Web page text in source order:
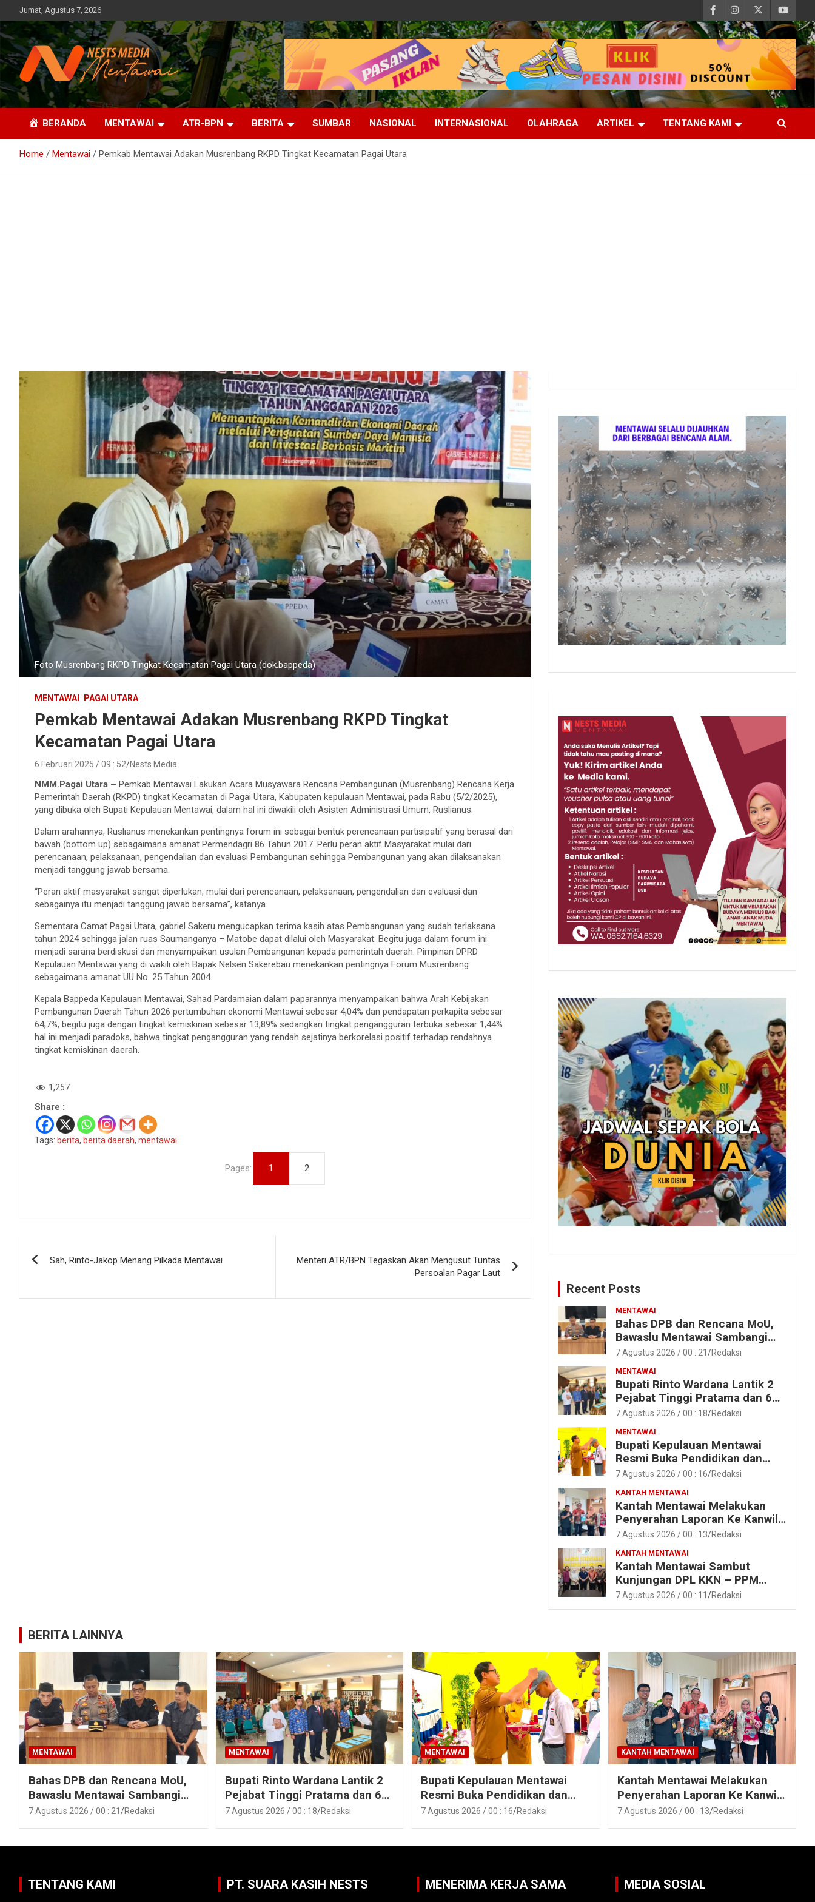
to
content
Jumat, Agustus 7, 2026
Nests Media Mentawai
Fakta, Profesional dan Independent
BERANDA MENTAWAI ATR-BPN BERITA SUMBAR NASIONAL INTERNASIONAL OLAHRAGA ARTIKEL TENTANG KAMI
Home Mentawai Pemkab Mentawai Adakan Musrenbang RKPD Tingkat Kecamatan Pagai Utara
Foto Musrenbang RKPD Tingkat Kecamatan Pagai Utara (dok.bappeda)
MENTAWAI PAGAI UTARA
Pemkab Mentawai Adakan Musrenbang RKPD Tingkat
Kecamatan Pagai Utara
6 Februari 2025 / 09 : 52 Nests Media
NMM.Pagai Utara – Pemkab Mentawai Lakukan Acara Musyawara Rencana Pembangunan (Musrenbang) Rencana Kerja
Pemerintah Daerah (RKPD) tingkat Kecamatan di Pagai Utara, Kabupaten kepulauan Mentawai, pada Rabu (5/2/2025),
yang dibuka oleh Bupati Kepulauan Mentawai, dalam hal ini diwakili oleh Asisten Administrasi Umum, Ruslianus.
Dalam arahannya, Ruslianus menekankan pentingnya forum ini sebagai bentuk perencanaan partisipatif yang berasal dari
bawah (bottom up) sebagaimana amanat Permendagri 86 Tahun 2017. Perlu peran aktif Masyarakat mulai dari
perencanaan, pelaksanaan, pengendalian dan evaluasi Pembangunan sehingga Pembangunan yang akan dilaksanakan
menjadi tanggung jawab bersama.
“Peran aktif masyarakat sangat diperlukan, mulai dari perencanaan, pelaksanaan, pengendalian dan evaluasi dan
sebagainya itu menjadi tanggung jawab bersama”, katanya.
Sementara Camat Pagai Utara, gabriel Sakeru mengucapkan terima kasih atas Pembangunan yang sudah terlaksana
tahun 2024 sehingga jalan ruas Saumanganya – Matobe dapat dilalui oleh Masyarakat. Begitu juga dalam forum ini
menjadi sarana berdiskusi dan menyampaikan usulan Pembangunan kepada pemerintah daerah. Pimpinan DPRD
Kepulauan Mentawai yang di wakili oleh Bapak Nelsen Sakerebau menekankan pentingnya Forum Musrenbang
sebagaimana amanat UU No. 25 Tahun 2004.
Kepala Bappeda Kepulauan Mentawai, Sahad Pardamaian dalam paparannya menyampaikan bahwa Arah Kebijakan
Pembangunan Daerah Tahun 2026 pertumbuhan ekonomi Mentawai sebesar 4,04% dan pendapatan perkapita sebesar
64,7%, begitu juga dengan tingkat kemiskinan sebesar 13,89% sedangkan tingkat pengangguran terbuka sebesar 1,44%
hal ini menjadi paradoks, bahwa tingkat pengangguran yang rendah sejatinya berkorelasi positif terhadap rendahnya
tingkat kemiskinan daerah.
1,257
Share :
Tags: berita, berita daerah, mentawai
Pages: 1 2
Sah, Rinto-Jakop Menang Pilkada Mentawai
Menteri ATR/BPN Tegaskan Akan Mengusut Tuntas
Persoalan Pagar Laut
Recent Posts
MENTAWAI
Bahas DPB dan Rencana MoU,
Bawaslu Mentawai Sambangi
Polres Mentawai
7 Agustus 2026 / 00 : 21 Redaksi
MENTAWAI
Bupati Rinto Wardana Lantik 2
Pejabat Tinggi Pratama dan 6
Pejabat Fungsional di
Mentawai
7 Agustus 2026 / 00 : 18 Redaksi
MENTAWAI
Bupati Kepulauan Mentawai
Resmi Buka Pendidikan dan
Pelatihan Calon Paskibraka
7 Agustus 2026 / 00 : 16 Redaksi
KANTAH MENTAWAI
Kantah Mentawai Melakukan
Penyerahan Laporan Ke Kanwil
Kemen ATR/BPN RI Sumbar
7 Agustus 2026 / 00 : 13 Redaksi
KANTAH MENTAWAI
Kantah Mentawai Sambut
Kunjungan DPL KKN – PPM
Unand
7 Agustus 2026 / 00 : 11 Redaksi
BERITA LAINNYA
MENTAWAI
Bahas DPB dan Rencana MoU,
Bawaslu Mentawai Sambangi
Polres Mentawai
7 Agustus 2026 / 00 : 21 Redaksi
MENTAWAI
Bupati Rinto Wardana Lantik 2
Pejabat Tinggi Pratama dan 6
Pejabat Fungsional di
7 Agustus 2026 / 00 : 18 Redaksi
MENTAWAI
Bupati Kepulauan Mentawai
Resmi Buka Pendidikan dan
Pelatihan Calon Paskibraka
7 Agustus 2026 / 00 : 16 Redaksi
KANTAH MENTAWAI
Kantah Mentawai Melakukan
Penyerahan Laporan Ke Kanwil
Kemen ATR/BPN RI Sumbar
7 Agustus 2026 / 00 : 13 Redaksi
TENTANG KAMI PT. SUARA KASIH NESTS MENERIMA KERJA SAMA MEDIA SOSIAL